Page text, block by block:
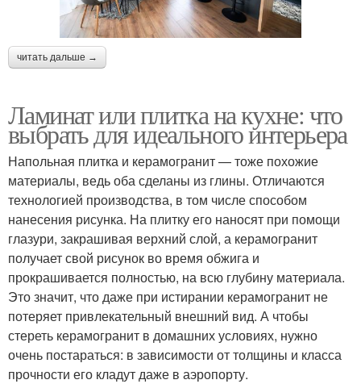
читать дальше →
Ламинат или плитка на кухне: что
выбрать для идеального интерьера
Напольная плитка и керамогранит — тоже похожие
материалы, ведь оба сделаны из глины. Отличаются
технологией производства, в том числе способом
нанесения рисунка. На плитку его наносят при помощи
глазури, закрашивая верхний слой, а керамогранит
получает свой рисунок во время обжига и
прокрашивается полностью, на всю глубину материала.
Это значит, что даже при истирании керамогранит не
потеряет привлекательный внешний вид. А чтобы
стереть керамогранит в домашних условиях, нужно
очень постараться: в зависимости от толщины и класса
прочности его кладут даже в аэропорту.